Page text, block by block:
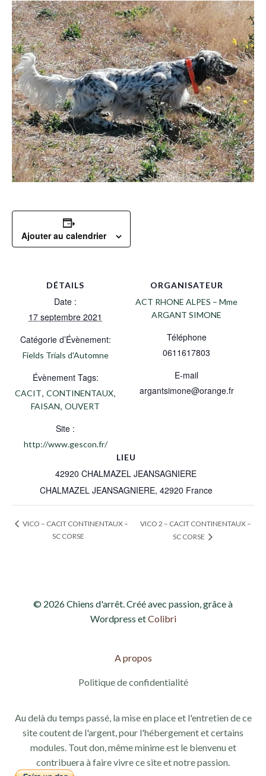
Ajouter au calendrier
DÉTAILS
Date :
17 septembre 2021
Catégorie d’Évènement:
Fields Trials d'Automne
Évènement Tags:
CACIT, CONTINENTAUX,
FAISAN, OUVERT
Site :
http://www.gescon.fr/
LIEU
42920 CHALMAZEL JEANSAGNIERE
CHALMAZEL JEANSAGNIERE, 42920 France
ORGANISATEUR
ACT RHONE ALPES – Mme
ARGANT SIMONE
Téléphone
0611617803
E-mail
argantsimone@orange.fr
VICO – CACIT CONTINENTAUX –
SC CORSE
VICO 2 – CACIT CONTINENTAUX –
SC CORSE
© 2026 Chiens d'arrêt. Créé avec passion, grâce à
Wordpress etColibri
A propos
Politique de confidentialité
Au delà du temps passé, la mise en place et l'entretien de ce
site coutent de l'argent, pour l'hébergement et certains
modules. Tout don, même minime est le bienvenu et
contribuera à faire vivre ce site et notre passion.